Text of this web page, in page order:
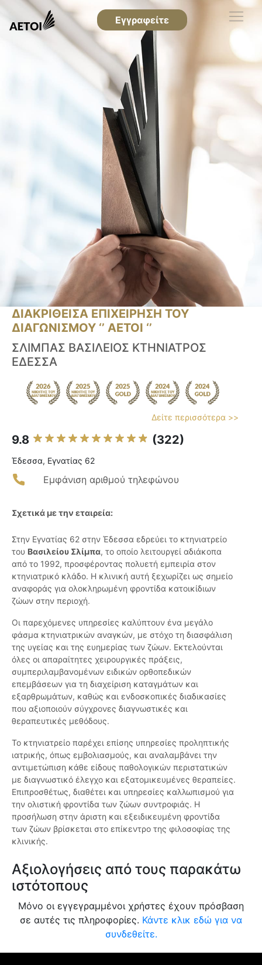
Εγγραφείτε
ΔΙΑΚΡΙΘΕΙΣΑ ΕΠΙΧΕΙΡΗΣΗ ΤΟΥ
ΔΙΑΓΩΝΙΣΜΟΥ ‘’ ΑΕΤΟΙ ‘’
ΣΛΙΜΠΑΣ ΒΑΣΙΛΕΙΟΣ ΚΤΗΝΙΑΤΡΟΣ
ΕΔΕΣΣΑ
Δείτε περισσότερα >>
9.8 (322)
Έδεσσα, Εγνατίας 62
Εμφάνιση αριθμού τηλεφώνου
Σχετικά με την εταιρεία:
Στην Εγνατίας 62 στην Έδεσσα εδρεύει το κτηνιατρείο
του Βασιλείου Σλίμπα, το οποίο λειτουργεί αδιάκοπα
από το 1992, προσφέροντας πολυετή εμπειρία στον
κτηνιατρικό κλάδο. Η κλινική αυτή ξεχωρίζει ως σημείο
αναφοράς για ολοκληρωμένη φροντίδα κατοικίδιων
ζώων στην περιοχή.
Οι παρεχόμενες υπηρεσίες καλύπτουν ένα μεγάλο
φάσμα κτηνιατρικών αναγκών, με στόχο τη διασφάλιση
της υγείας και της ευημερίας των ζώων. Εκτελούνται
όλες οι απαραίτητες χειρουργικές πράξεις,
συμπεριλαμβανομένων ειδικών ορθοπεδικών
επεμβάσεων για τη διαχείριση καταγμάτων και
εξαρθρωμάτων, καθώς και ενδοσκοπικές διαδικασίες
που αξιοποιούν σύγχρονες διαγνωστικές και
θεραπευτικές μεθόδους.
Το κτηνιατρείο παρέχει επίσης υπηρεσίες προληπτικής
ιατρικής, όπως εμβολιασμούς, και αναλαμβάνει την
αντιμετώπιση κάθε είδους παθολογικών περιστατικών
με διαγνωστικό έλεγχο και εξατομικευμένες θεραπείες.
Επιπροσθέτως, διαθέτει και υπηρεσίες καλλωπισμού για
την ολιστική φροντίδα των ζώων συντροφιάς. Η
προσήλωση στην άριστη και εξειδικευμένη φροντίδα
των ζώων βρίσκεται στο επίκεντρο της φιλοσοφίας της
κλινικής.
Αξιολογήσεις από τους παρακάτω
ιστότοπους
Μόνο οι εγγεγραμμένοι χρήστες έχουν πρόσβαση
σε αυτές τις πληροφορίες. Κάντε κλικ εδώ για να
συνδεθείτε.